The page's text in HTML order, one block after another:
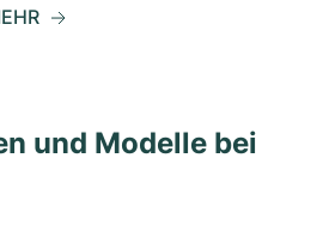
und Modelle bei